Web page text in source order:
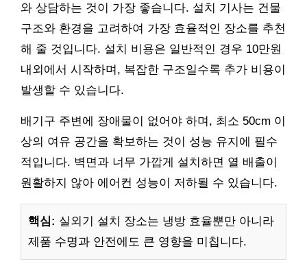
와 상담하는 것이 가장 좋습니다. 설치 기사는 건물
구조와 환경을 고려하여 가장 효율적인 장소를 추천
해 줄 것입니다. 설치 비용은 일반적인 경우 10만원
내외에서 시작하며, 복잡한 구조일수록 추가 비용이
발생할 수 있습니다.
배기구 주변에 장애물이 없어야 하며, 최소 50cm 이
상의 여유 공간을 확보하는 것이 성능 유지에 필수
적입니다. 벽면과 너무 가깝게 설치하면 열 배출이
원활하지 않아 에어컨 성능이 저하될 수 있습니다.
핵심: 실외기 설치 장소는 냉방 효율뿐만 아니라
제품 수명과 안전에도 큰 영향을 미칩니다.